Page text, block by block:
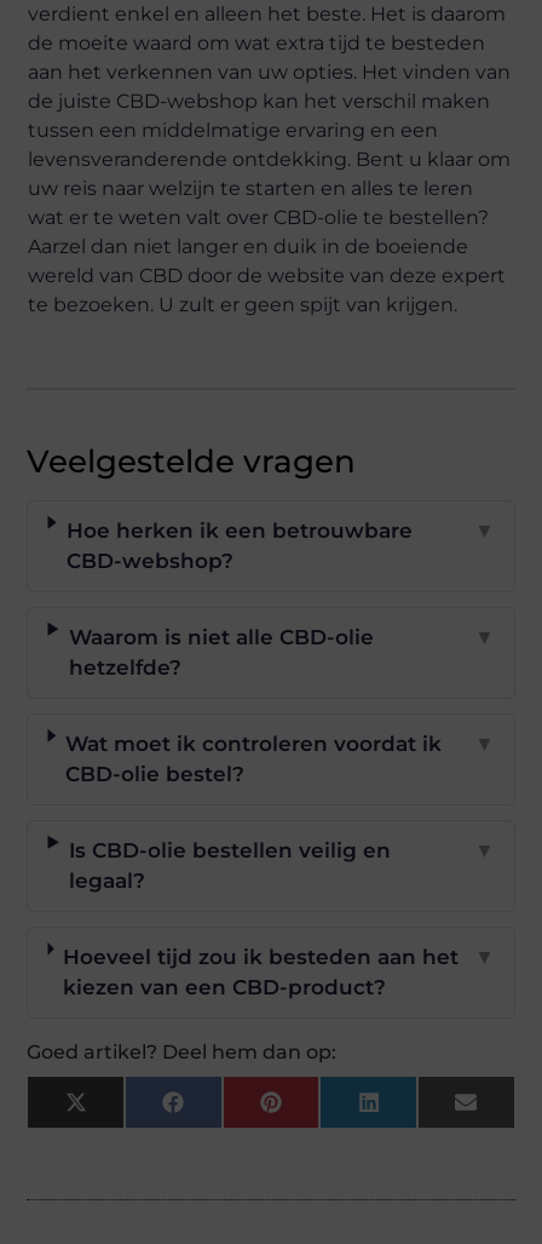
verdient enkel en alleen het beste. Het is daarom
de moeite waard om wat extra tijd te besteden
aan het verkennen van uw opties. Het vinden van
de juiste CBD-webshop kan het verschil maken
tussen een middelmatige ervaring en een
levensveranderende ontdekking. Bent u klaar om
uw reis naar welzijn te starten en alles te leren
wat er te weten valt over CBD-olie te bestellen?
Aarzel dan niet langer en duik in de boeiende
wereld van CBD door de website van deze expert
te bezoeken. U zult er geen spijt van krijgen.
Veelgestelde vragen
Hoe herken ik een betrouwbare
CBD-webshop?
▼
Waarom is niet alle CBD-olie
hetzelfde?
▼
Wat moet ik controleren voordat ik
CBD-olie bestel?
▼
Is CBD-olie bestellen veilig en
legaal?
▼
Hoeveel tijd zou ik besteden aan het
kiezen van een CBD-product?
▼
Goed artikel? Deel hem dan op:
X
(Twitter)
FacebookPinterestLinkedInEmail